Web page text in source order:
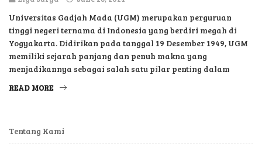
Universitas Gadjah Mada (UGM) merupakan perguruan
tinggi negeri ternama di Indonesia yang berdiri megah di
Yogyakarta. Didirikan pada tanggal 19 Desember 1949, UGM
memiliki sejarah panjang dan penuh makna yang
menjadikannya sebagai salah satu pilar penting dalam
READ MORE
Tentang Kami